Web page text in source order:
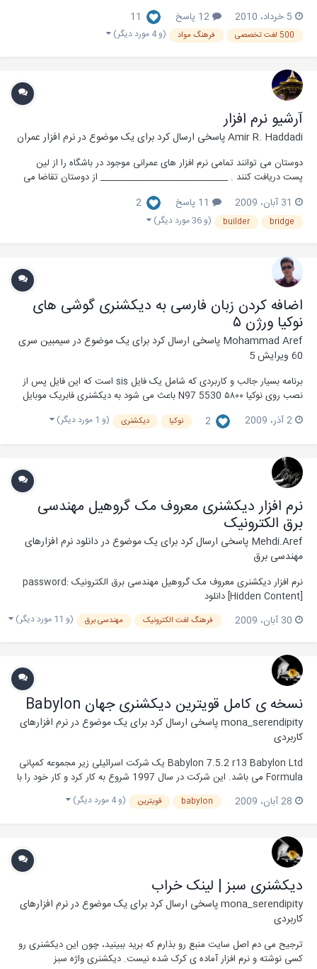
پرکاربرد مهندسی مواد و متالورژی...
5 خرداد، 2010 12 پاسخ 11
500 لغت تخصصی فرهنگ مواد (و 4 مورد دیگر)
آرشیو نرم افزار
Amir R. Haddadiپاسخی ارسال کرد برای یک موضوع درنرم افزار عمران
دوستان می توانند تمامی نرم افزار های عمرانی موجود در باشگاه را از لین
پست دریافت کنند . ______________________________ از دوستان تقاضا می
___________________ با تشکر...
31 آبان، 2009 11 پاسخ 2
bridge
builder (و 36 مورد دیگر)
اضافه کردن زبان فارسی به دیکشنری گوشی های
نوکیا ورژن ۵
Mohammad Arefپاسخی ارسال کرد برای یک موضوع درسیمبین سری
برنامه بسیار جالب و کاربردی که شامل یک فایل sis است که این فایل پس از
نصب روی نوکیا ۵۸۰۰ N97 5530 باعث می شود به دیکشنری فابریک موبایل
روی دیکشنری گوشی خود زبان فارسی ندارند
2 آذر، 2009 2 نوکیا دیکشنری (و 1 مورد دیگر)
نرم افزار دیکشنری معروف مک گروهیل مهندسی
برق الکترونیک
Mehdi.Arefپاسخی ارسال کرد برای یک موضوع دردانلود نرم افزارهای
مهندسی برق
نرم افزار دیکشنری معروف مک گروهیل مهندسی برق الکترونیک password:
[Hidden Content] دانلود
30 آبان، 2009
فرهنگ لغت الکترونیک مهندسی برق (و 11 مورد دیگر)
نسخه ی کامل قویترین دیکشنری جهان Babylon
mona_serendipityپاسخی ارسال کرد برای یک موضوع درنرم افزارهای
کاربردی
Babylon 7.5.2 r13 Babylon Ltd یک شرکت اسرائیلی زیر مجموعه کمپانی
Formula می باشد. این شرکت در سال 1997 شروع به کار کرد و کار خود را با
ارائه "دیکشنری بابیلون" نسخه آزمایشی (بدون محدودیت) شروع کرد و تا سال
2001 این نرم افزار را به صورت رایگان عرضه می نمود و از آن پس اقدام به 28 آبان، 2009 babylon قویترین (و 4 مورد دیگر)
دیکشنری سبز | لینک خراب
mona_serendipityپاسخی ارسال کرد برای یک موضوع درنرم افزارهای
کاربردی
ترجیح می دم اصل سایت منبع رو بذارم که برید ببینید، چون این دیکشنری رو
کسی نوشته و نرم افزار آماده ی کرک شده نیست. دیکشنری واژه سبز